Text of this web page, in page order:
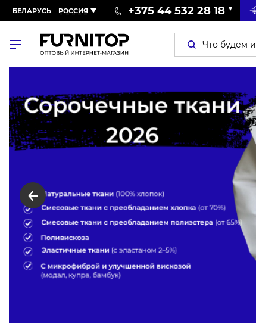
БЕЛАРУСЬ РОССИЯ +375 44 532 28 18